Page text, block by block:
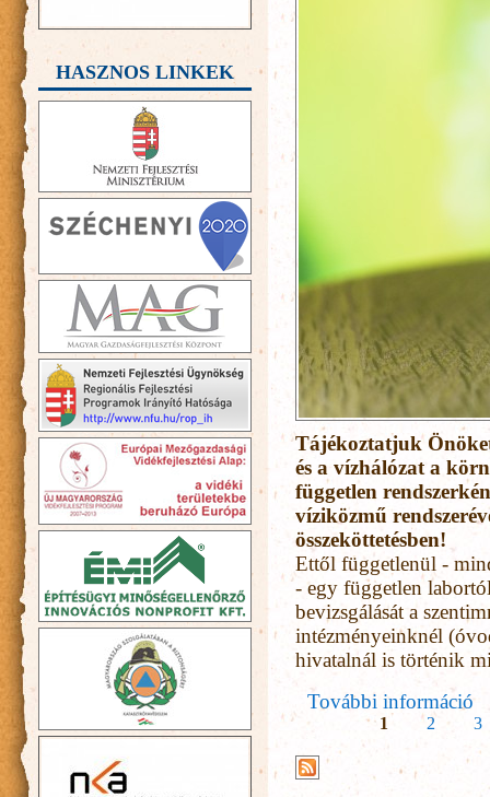
Tájékoztatjuk
és a vízhálózat a
független
víziközmű
összeköttetésben!
Ettől függetlenül -
- egy független
bevizsgálását a
intézményeinknél
hivatalnál is történik
További információ
Oldalak 1 2 3
HASZNOS LINKEK